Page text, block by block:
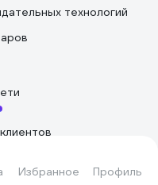
Избранное Профиль
технологий
в отношении обработки